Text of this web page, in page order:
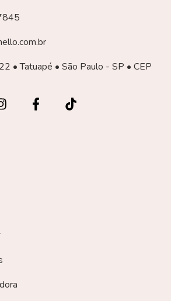
• Tatuapé • São Paulo - SP • CEP